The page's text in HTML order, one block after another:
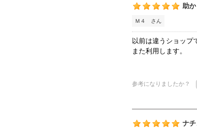
助
Ｍ４ さん
以前は違うショップ
また利用します。
参考になりましたか？
ナ